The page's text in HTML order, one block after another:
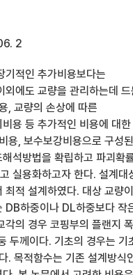
2
적인 추가비용보다는
에도 교량을 관리하는데 드
, 교량의 손상에 따른
용 등 추가적인 비용에 대한
용, 보수보강비용으로 구성된
석방법을 확립하고 파괴확
실용화하고자 한다. 설계대
적 설계하였다. 대상 교량이
DB하중이나 DL하중보다 작
의 경우 코핑부의 플랜지
두께이다. 기초의 경우는 기
. 목적함수는 기존 설계방식